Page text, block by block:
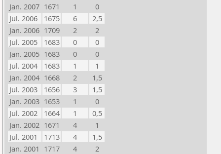
Jan. 2007 1671 1
0
Jul. 2006
1675 6
2,5
Jan. 2006 1709 2
2
Jul. 2005
1683 0
0
Jan. 2005 1683 0
0
Jul. 2004
1683 1
1
Jan. 2004 1668 2
1,5
Jul. 2003
1656 3
1,5
Jan. 2003 1653 1
0
Jul. 2002
1664 1
0,5
Jan. 2002 1671 4
1
Jul. 2001
1713 4
1,5
Jan. 2001 1717 4
2